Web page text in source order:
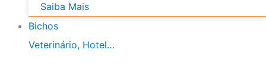
Saiba Mais
Bichos
Veterinário, Hotel…